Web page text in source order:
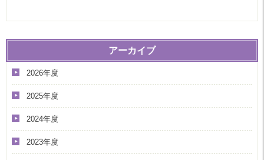
アーカイブ
2026年度
2025年度
2024年度
2023年度